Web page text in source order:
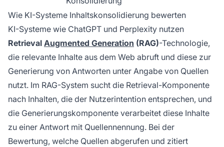
Wie KI-Systeme Inhaltskonsolidierung bewerten
KI-Systeme wie ChatGPT und Perplexity nutzen
Retrieval Augmented Generation (RAG)-Technologie,
die relevante Inhalte aus dem Web abruft und diese zur
Generierung von Antworten unter Angabe von Quellen
nutzt. Im RAG-System sucht die Retrieval-Komponente
nach Inhalten, die der Nutzerintention entsprechen, und
die Generierungskomponente verarbeitet diese Inhalte
zu einer Antwort mit Quellennennung. Bei der
Bewertung, welche Quellen abgerufen und zitiert